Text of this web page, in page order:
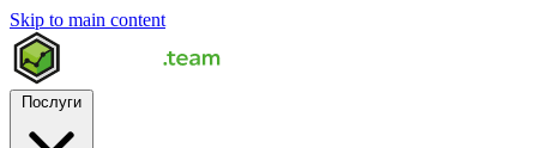
Skip to main content